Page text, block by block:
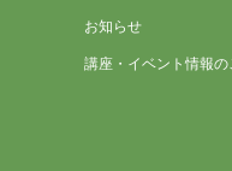
お知らせ
講座・イベント情報の